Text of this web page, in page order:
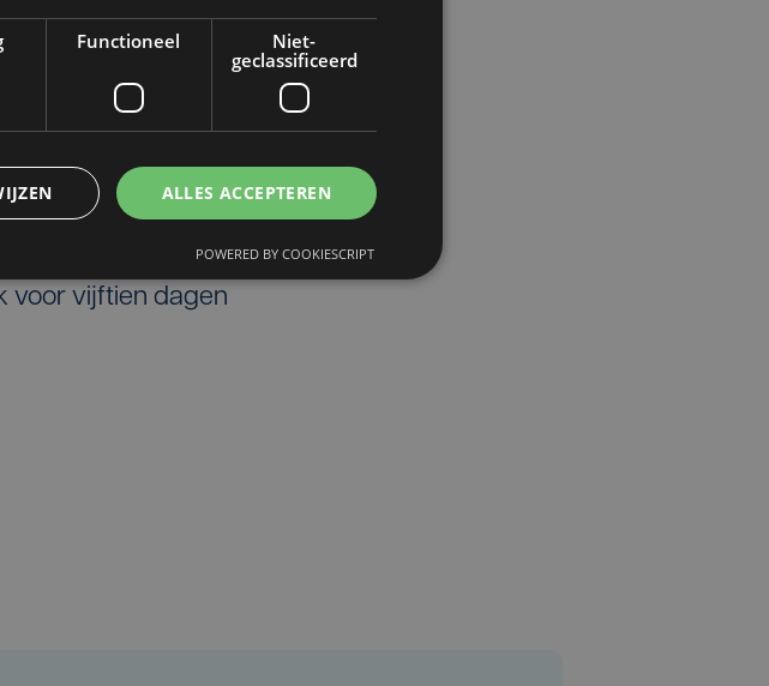
midden van de
in combinatie
van politiezone
gebracht.
Hij legde een
voor vijftien dagen
Functioneel
Niet-
geclassificeerd
ALLES ACCEPTEREN
POWERED BY COOKIESCRIPT